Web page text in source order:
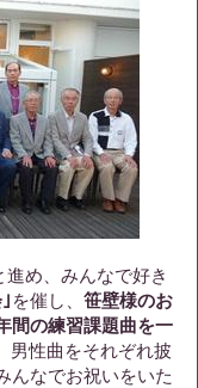
進め、みんなで好き
を催し、 笹壁様のお
間の練習課題曲を一
男性曲をそれぞれ披
んなでお祝いをいた